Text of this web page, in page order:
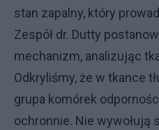
stan zapalny, który
Zespół dr. Dutty
mechanizm, analizując
Odkryliśmy, że w tkance
grupa komórek
ochronnie. Nie wywołują